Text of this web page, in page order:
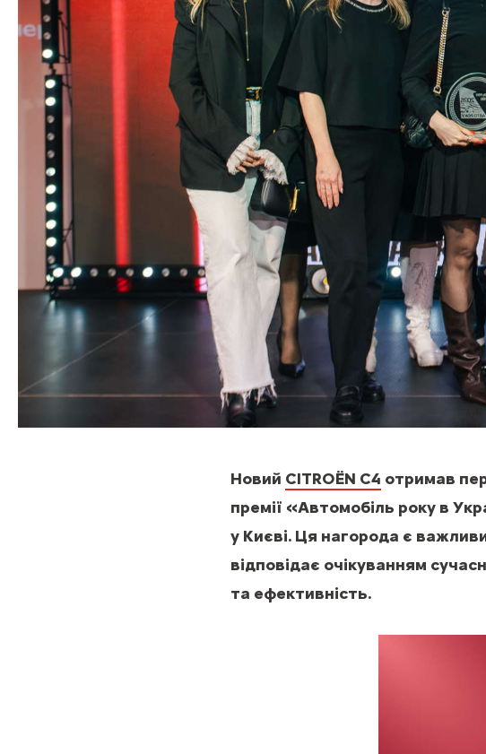
Новий CITROËN C4 отримав
премії «Автомобіль року в
у Києві. Ця нагорода є
відповідає очікуванням
та ефективність.